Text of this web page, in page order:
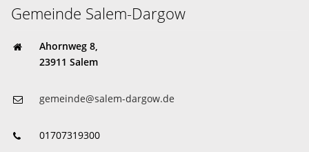
Gemeinde Salem-Dargow
Ahornweg 8,
23911 Salem
gemeinde@salem-dargow.de
01707319300